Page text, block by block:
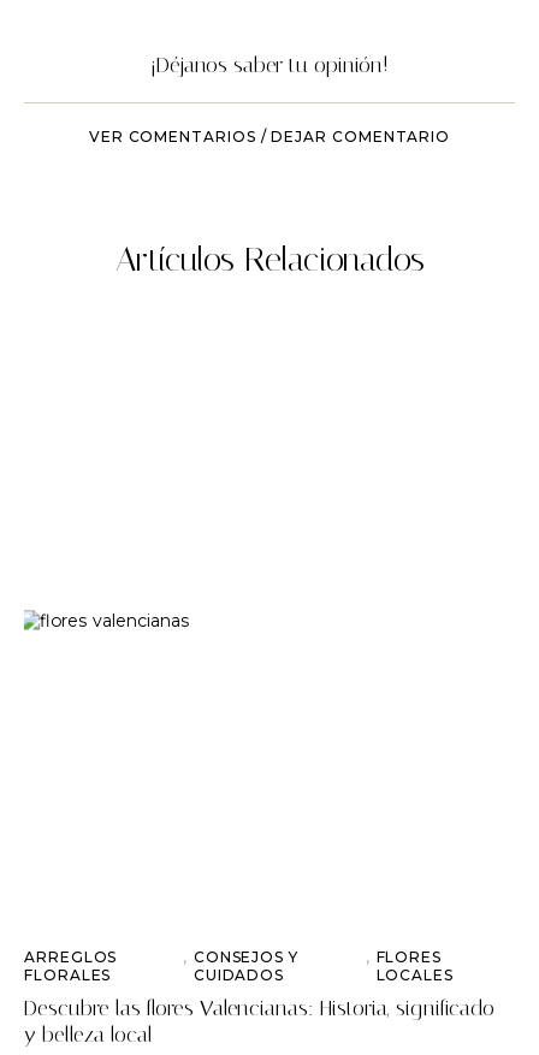
¡Déjanos saber tu opinión!
VER COMENTARIOS / DEJAR COMENTARIO
Artículos Relacionados
ARREGLOS
FLORALES
, CONSEJOS Y
CUIDADOS
, FLORES
LOCALES
Descubre las flores Valencianas: Historia, significado
y belleza local